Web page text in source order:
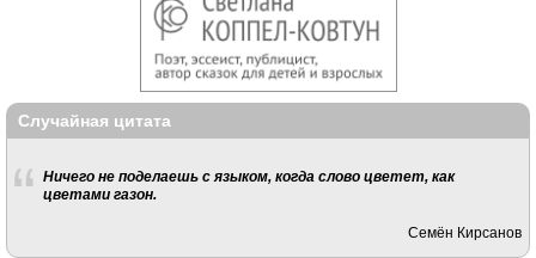
Случайная цитата
Ничего не поделаешь с языком, когда слово цветет, как
цветами газон.
Семён Кирсанов